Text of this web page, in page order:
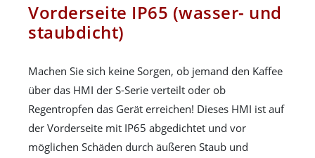
Vorderseite IP65 (wasser- und
staubdicht)
Machen Sie sich keine Sorgen, ob jemand den Kaffee
über das HMI der S-Serie verteilt oder ob
Regentropfen das Gerät erreichen! Dieses HMI ist auf
der Vorderseite mit IP65 abgedichtet und vor
möglichen Schäden durch äußeren Staub und